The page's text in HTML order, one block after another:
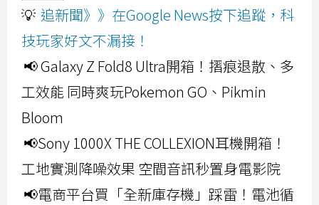
💡 追新聞》》在Google News按下追蹤，科
技玩家好文不漏接！
📢 Galaxy Z Fold8 Ultra開箱！摺痕退散、多
工效能 同時爽玩Pokemon GO、Pikmin
Bloom
📢Sony 1000X THE COLLEXION耳機開箱！
工地實測降噪效果 空間音訊秒置身電影院
📢電商平台買「全新庫存機」踩雷！電池循